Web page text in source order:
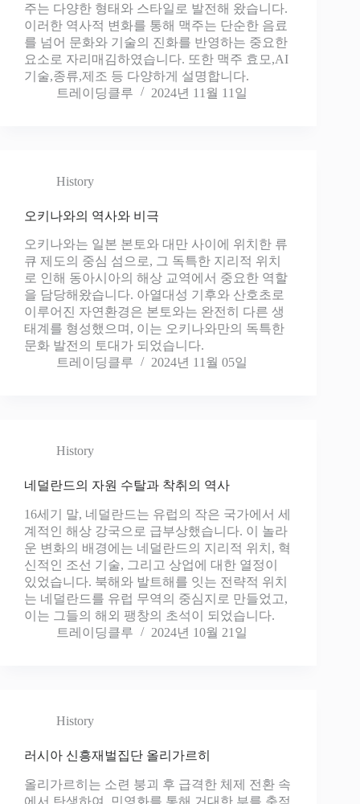
주는 다양한 형태와 스타일로 발전해 왔습니다.
이러한 역사적 변화를 통해 맥주는 단순한 음료
를 넘어 문화와 기술의 진화를 반영하는 중요한
요소로 자리매김하였습니다​. 또한 맥주 효모,AI
기술,종류,제조 등 다양하게 설명합니다.
트레이딩클루
2024년 11월 11일
History
오키나와의 역사와 비극
오키나와는 일본 본토와 대만 사이에 위치한 류
큐 제도의 중심 섬으로, 그 독특한 지리적 위치
로 인해 동아시아의 해상 교역에서 중요한 역할
을 담당해왔습니다. 아열대성 기후와 산호초로
이루어진 자연환경은 본토와는 완전히 다른 생
태계를 형성했으며, 이는 오키나와만의 독특한
문화 발전의 토대가 되었습니다.
트레이딩클루
2024년 11월 05일
History
네덜란드의 자원 수탈과 착취의 역사
16세기 말, 네덜란드는 유럽의 작은 국가에서 세
계적인 해상 강국으로 급부상했습니다. 이 놀라
운 변화의 배경에는 네덜란드의 지리적 위치, 혁
신적인 조선 기술, 그리고 상업에 대한 열정이
있었습니다. 북해와 발트해를 잇는 전략적 위치
는 네덜란드를 유럽 무역의 중심지로 만들었고,
이는 그들의 해외 팽창의 초석이 되었습니다.
트레이딩클루
2024년 10월 21일
History
러시아 신흥재벌집단 올리가르히
올리가르히는 소련 붕괴 후 급격한 체제 전환 속
에서 탄생하여, 민영화를 통해 거대한 부를 축적